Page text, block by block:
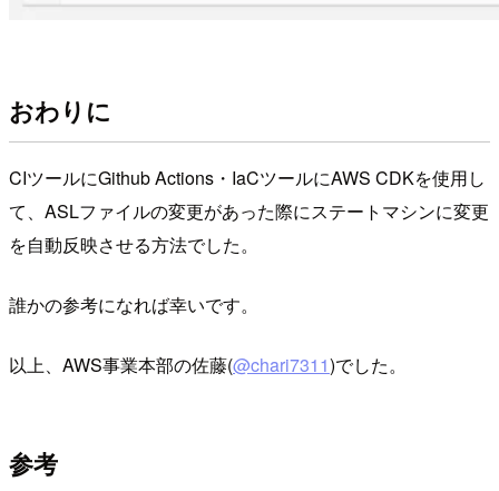
おわりに
CIツールにGithub Actions・IaCツールにAWS CDKを使用し
て、ASLファイルの変更があった際にステートマシンに変更
を自動反映させる方法でした。
誰かの参考になれば幸いです。
以上、AWS事業本部の佐藤(@chari7311)でした。
参考